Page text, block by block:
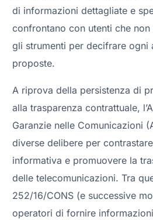
di informazioni dettagliate e
confrontano con utenti che
gli strumenti per decifrare ogni
proposte.
A riprova della persistenza di
alla trasparenza contrattuale,
Garanzie nelle Comunicazioni
diverse delibere per contrastare
informativa e promuovere la
delle telecomunicazioni. Tra
252/16/CONS (e successive
operatori di fornire